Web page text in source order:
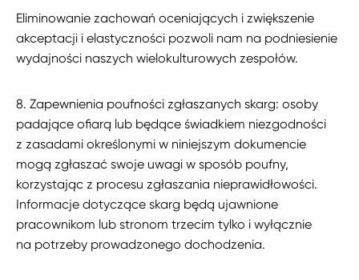
Eliminowanie zachowań oceniających i zwię­kszenie
akceptacji i elastyczności pozwoli nam na podniesienie
wydajności naszych wielokulturowych zespołów.
8. Zapewnienia poufności zgłaszanych skarg: osoby
padające ofiarą lub będące świadkiem niezgodności
z zasadami określonymi w niniejszym dokumencie
mogą zgłaszać swoje uwagi w sposób poufny,
korzystając z procesu zgłaszania nieprawidłowości.
Informacje dotyczące skarg będą ujawnione
pracownikom lub stronom trzecim tylko i wyłącznie
na potrzeby prowadzonego dochodzenia.